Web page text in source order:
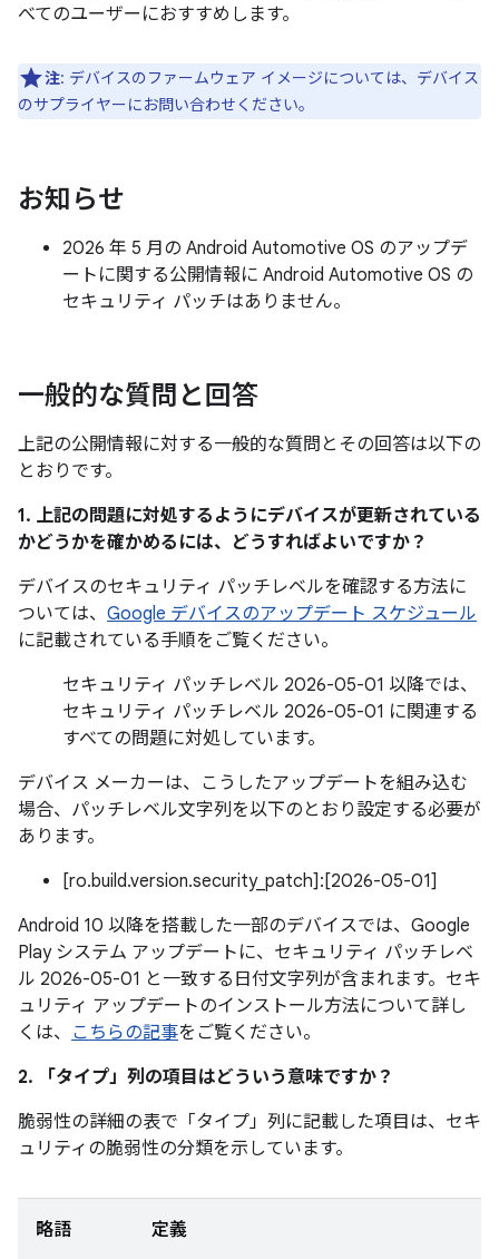
べてのユーザーにおすすめします。
注: デバイスのファームウェア イメージについては、デバイス
のサプライヤーにお問い合わせください。
お知らせ
2026 年 5 月の Android Automotive OS のアップデ
ートに関する公開情報に Android Automotive OS の
セキュリティ パッチはありません。
一般的な質問と回答
上記の公開情報に対する一般的な質問とその回答は以下の
とおりです。
1. 上記の問題に対処するようにデバイスが更新されている
かどうかを確かめるには、どうすればよいですか？
デバイスのセキュリティ パッチレベルを確認する方法に
ついては、 Google デバイスのアップデート スケジュール
に記載されている手順をご覧ください。
セキュリティ パッチレベル 2026-05-01 以降では、
セキュリティ パッチレベル 2026-05-01 に関連する
すべての問題に対処しています。
デバイス メーカーは、こうしたアップデートを組み込む
場合、パッチレベル文字列を以下のとおり設定する必要が
あります。
[ro.build.version.security_patch]:[2026-05-01]
Android 10 以降を搭載した一部のデバイスでは、Google
Play システム アップデートに、セキュリティ パッチレベ
ル 2026-05-01 と一致する日付文字列が含まれます。セキ
ュリティ アップデートのインストール方法について詳し
くは、 こちらの記事をご覧ください。
2. 「タイプ」 列の項目はどういう意味ですか？
脆弱性の詳細の表で「タイプ」 列に記載した項目は、セキ
ュリティの脆弱性の分類を示しています。
略語 定義